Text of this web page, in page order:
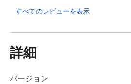
Instant word translation directly
Click on words to see their
Designed for language learners of
Works seamlessly while watching
すべてのレビューを表示
詳細
バージョン